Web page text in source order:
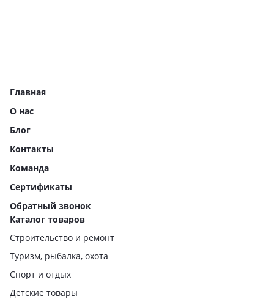
Главная
О нас
Блог
Контакты
Команда
Сертификаты
Обратный звонок
Каталог товаров
Строительство и ремонт
Туризм, рыбалка, охота
Спорт и отдых
Детские товары